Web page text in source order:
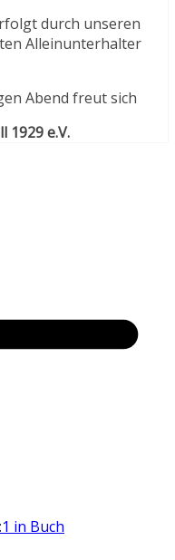
durch unseren
Alleinunterhalter
Abend freut sich
1929 e.V.
in Buch